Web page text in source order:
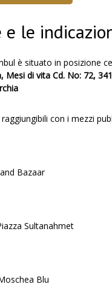
e le
è situato in posizione
Mesi di vita Cd. No: 72,
con i mezzi
Bazaar
Sultanahmet
Blu